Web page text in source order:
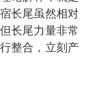
长尾虽然相对
长尾力量非常
整合，立刻产